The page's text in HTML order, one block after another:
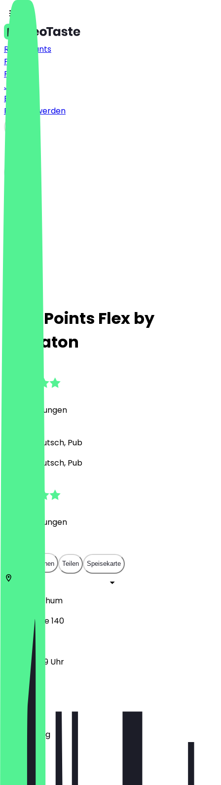
Restaurants
Preise
FAQ
Jobs
Blog
Partner werden
Four Points Flex by
Sheraton
Bewertungen
Drinks, Deutsch, Pub
Drinks, Deutsch, Pub
Bewertungen
In App öffnen Teilen Speisekarte
Bochum
Alleestraße 140
11:00 - 23:59 Uhr
Montag
Dienstag
Mittwoch
Donnerstag